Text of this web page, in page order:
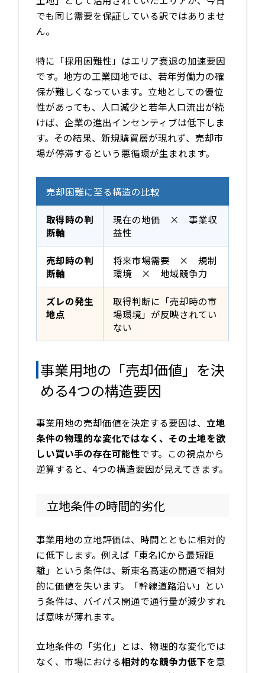
でも同じ需要を保証している訳ではありませ
ん。
特に「採用困難性」はエリア衰退の加速要因
です。地方の工業団地では、若年労働力の確
保が難しくなっています。立地としての優位
性があっても、人口減少と若年人口流出が続
けば、企業の進出インセンティブは低下しま
す。その結果、新規購買層が現れず、売却市
場が停滞するという悪循環が生まれます。
売却困難に至る構造の比較
取得時の判
断軸
現在の地価 × 事業収
益性
売却時の判
断軸
将来市場需要 × 規制
環境 × 地域競争力
ズレの発生
地点
取得判断に「売却時の市
場環境」が反映されてい
ない
事業用地の「売却価値」を決
める4つの構造要因
事業用地の売却価値を決定する要因は、 立地
条件の物理的な変化ではなく、その土地を欲
しい買い手の存在可能性です。この視点から
逆算すると、4つの構造要因が見えてきます。
立地条件の時間的劣化
事業用地の立地評価は、時間とともに相対的
に低下します。例えば「東名ICから最短距
離」という条件は、新東名高速の開通で相対
的に価値を失います。「幹線道路沿い」とい
う条件は、バイパス開通で通行量が減少すれ
ば意味が薄れます。
立地条件の「劣化」とは、物理的な変化では
なく、市場における相対的な競争力低下を意